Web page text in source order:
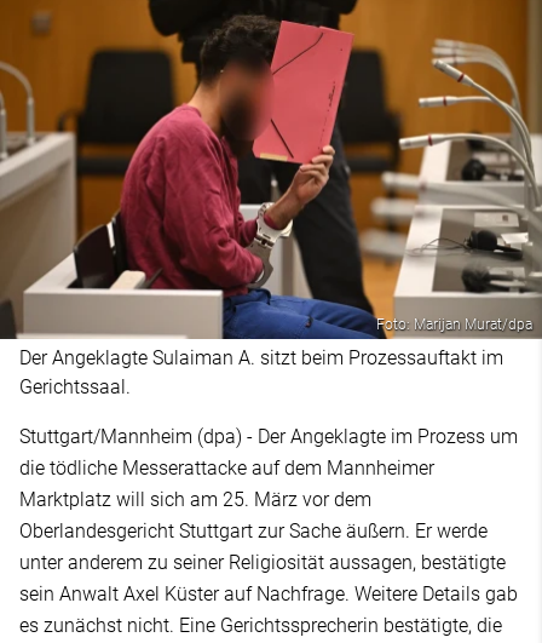
Foto: Marijan Murat/dpa
Der Angeklagte Sulaiman A. sitzt beim Prozessauftakt im
Gerichtssaal.
Stuttgart/Mannheim (dpa) - Der Angeklagte im Prozess um
die tödliche Messerattacke auf dem Mannheimer
Marktplatz will sich am 25. März vor dem
Oberlandesgericht Stuttgart zur Sache äußern. Er werde
unter anderem zu seiner Religiosität aussagen, bestätigte
sein Anwalt Axel Küster auf Nachfrage. Weitere Details gab
es zunächst nicht. Eine Gerichtssprecherin bestätigte, die